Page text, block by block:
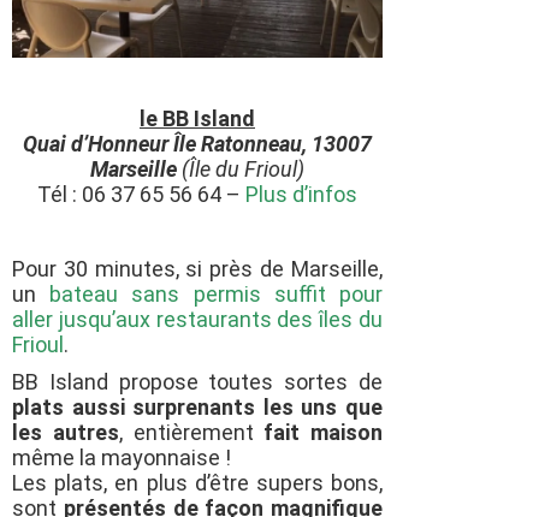
le BB Island
Quai d’Honneur Île Ratonneau, 13007
Marseille (Île du Frioul)
Tél : 06 37 65 56 64 – Plus d’infos
Pour 30 minutes, si près de Marseille,
un bateau sans permis suffit pour
aller jusqu’aux restaurants des îles du
Frioul .
BB Island propose toutes sortes de
plats aussi surprenants les uns que
les autres, entièrement fait maison
même la mayonnaise !
Les plats, en plus d’être supers bons,
sont présentés de façon magnifique